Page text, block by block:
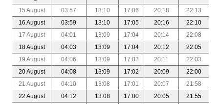
15 August
03:57 13:10 17:06 20:18
22:13
16 August
03:59 13:10 17:05 20:16
22:10
17 August
04:01 13:09 17:04 20:14
22:08
18 August
04:03 13:09 17:04 20:12
22:05
19 August
04:06 13:09 17:03 20:11
22:03
20 August
04:08 13:09 17:02 20:09
22:00
21 August
04:10 13:08 17:01 20:07
21:58
22 August
04:12 13:08 17:00 20:05
21:55